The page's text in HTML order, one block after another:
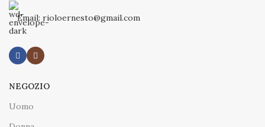
Email: rioloernesto@gmail.com
NEGOZIO
Uomo